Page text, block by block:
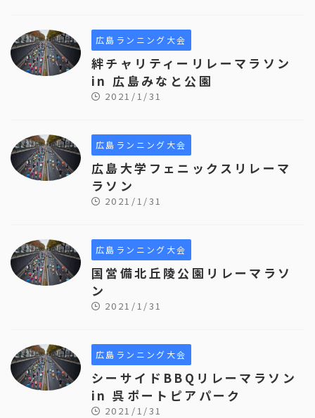
広島ランニング大会
絆チャリティーリレーマラソン
in 広島みなと公園
2021/1/31
広島ランニング大会
広島大学フェニックスリレーマ
ラソン
2021/1/31
広島ランニング大会
国営備北丘陵公園リレーマラソ
ン
2021/1/31
広島ランニング大会
シーサイドBBQリレーマラソン
in 呉ポートピアパーク
2021/1/31